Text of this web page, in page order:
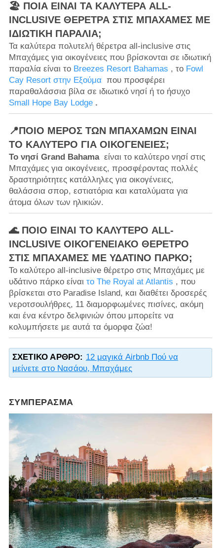
🏖️ ΠΟΙΑ ΕΊΝΑΙ ΤΑ ΚΑΛΎΤΕΡΑ ALL-
INCLUSIVE ΘΈΡΕΤΡΑ ΣΤΙΣ ΜΠΑΧΆΜΕΣ ΜΕ
ΙΔΙΩΤΙΚΉ ΠΑΡΑΛΊΑ;
Τα καλύτερα πολυτελή θέρετρα all-inclusive στις
Μπαχάμες για οικογένειες που βρίσκονται σε ιδιωτική
παραλία είναι το Breezes Resort Bahamas , το Fowl
Cay Resort στην Εξούμαπου προσφέρει
παραθαλάσσια βίλα σε ιδιωτικό νησί ή το ήσυχο
Small Hope Bay Lodge .
📍ΠΟΙΟ ΜΈΡΟΣ ΤΩΝ ΜΠΑΧΑΜΏΝ ΕΊΝΑΙ
ΤΟ ΚΑΛΎΤΕΡΟ ΓΙΑ ΟΙΚΟΓΈΝΕΙΕΣ;
Το νησί Grand Bahamaείναι το καλύτερο νησί στις
Μπαχάμες για οικογένειες, προσφέροντας πολλές
δραστηριότητες κατάλληλες για οικογένειες,
θαλάσσια σπορ, εστιατόρια και καταλύματα για
άτομα όλων των ηλικιών.
🌊 ΠΟΙΟ ΕΊΝΑΙ ΤΟ ΚΑΛΎΤΕΡΟ ALL-
INCLUSIVE ΟΙΚΟΓΕΝΕΙΑΚΌ ΘΈΡΕΤΡΟ
ΣΤΙΣ ΜΠΑΧΆΜΕΣ ΜΕ ΥΔΆΤΙΝΟ ΠΆΡΚΟ;
Το καλύτερο all-inclusive θέρετρο στις Μπαχάμες με
υδάτινο πάρκο είναι το The Royal at Atlantis , που
βρίσκεται στο Paradise Island, και διαθέτει δροσερές
νεροτσουλήθρες, 11 διαμορφωμένες πισίνες, ακόμη
και ένα κέντρο δελφινιών όπου μπορείτε να
κολυμπήσετε με αυτά τα όμορφα ζώα!
ΣΧΕΤΙΚΌ ΆΡΘΡΟ: 12 μαγικά Airbnb Πού να
μείνετε στο Νασάου, Μπαχάμες
ΣΥΜΠΈΡΑΣΜΑ